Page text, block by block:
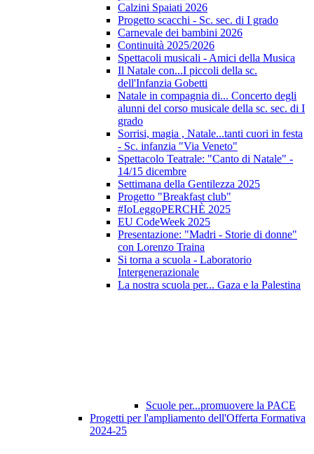
Calzini Spaiati 2026
Progetto scacchi - Sc. sec. di I grado
Carnevale dei bambini 2026
Continuità 2025/2026
Spettacoli musicali - Amici della Musica
Il Natale con...I piccoli della sc.
dell'Infanzia Gobetti
Natale in compagnia di... Concerto degli
alunni del corso musicale della sc. sec. di I
grado
Sorrisi, magia , Natale...tanti cuori in festa
- Sc. infanzia "Via Veneto"
Spettacolo Teatrale: "Canto di Natale" -
14/15 dicembre
Settimana della Gentilezza 2025
Progetto "Breakfast club"
#IoLeggoPERCHÈ 2025
EU CodeWeek 2025
Presentazione: "Madri - Storie di donne"
con Lorenzo Traina
Si torna a scuola - Laboratorio
Intergenerazionale
La nostra scuola per... Gaza e la Palestina
Scuole per...promuovere la PACE
Progetti per l'ampliamento dell'Offerta Formativa
2024-25